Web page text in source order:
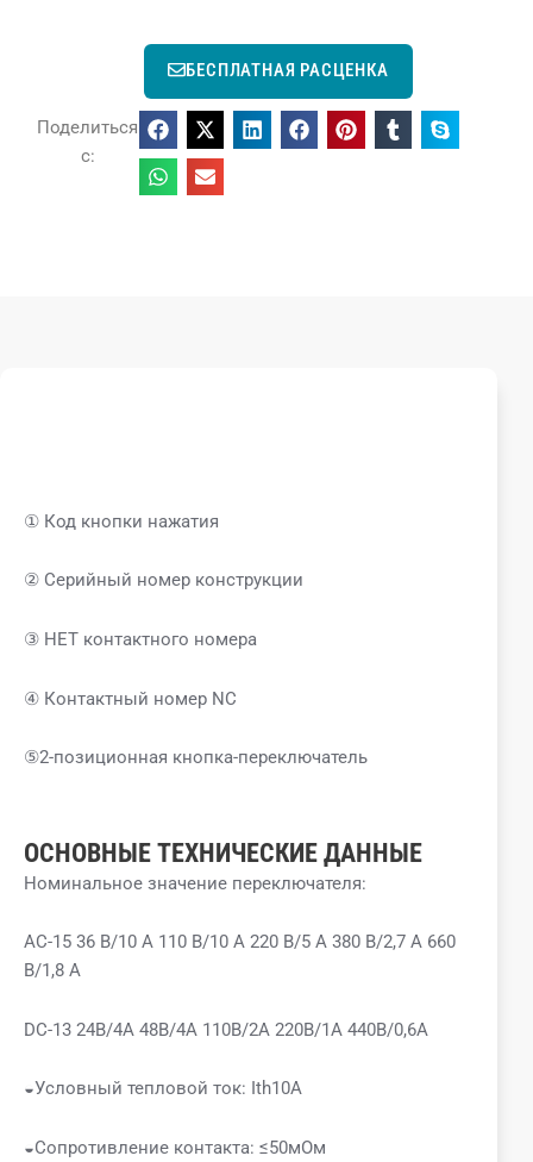
БЕСПЛАТНАЯ РАСЦЕНКА
Поделиться
с:
① Код кнопки нажатия
② Серийный номер конструкции
③ НЕТ контактного номера
④ Контактный номер NC
⑤2-позиционная кнопка-переключатель
ОСНОВНЫЕ ТЕХНИЧЕСКИЕ ДАННЫЕ
Номинальное значение переключателя:
AC-15 36 В/10 А 110 В/10 А 220 В/5 А 380 В/2,7 А 660
В/1,8 А
DC-13 24В/4А 48В/4А 110В/2А 220В/1А 440В/0,6А
◒Условный тепловой ток: Ith10A
◒Сопротивление контакта: ≤50мОм